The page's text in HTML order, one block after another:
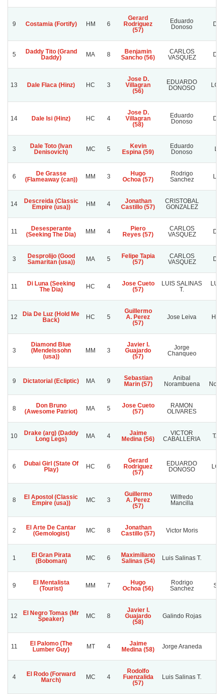
9 Costamia (Fortify) HM 6
Gerard
Rodriguez
(57)
Eduardo
Donoso
5
Daddy Tito (Grand
Daddy)
MA 8
Benjamin
Sancho (56)
CARLOS
VASQUEZ
13 Dale Flaca (Hinz) HC 3
Jose D.
Villagran
(56)
EDUARDO
DONOSO
14 Dale Isi (Hinz) HC 4
Jose D.
Villagran
(58)
Eduardo
Donoso
3
Dale Toto (Ivan
Denisovich)
MC 5
Kevin
Espina (59)
Eduardo
Donoso
6
De Grasse
(Flameaway (can))
MM 3
Hugo
Ochoa (57)
Rodrigo
Sanchez
14
Descreida (Classic
Empire (usa))
HM 4
Jonathan
Castillo (57)
CRISTOBAL
GONZALEZ
11
Desesperante
(Seeking The Dia)
MM 4
Piero
Reyes (57)
CARLOS
VASQUEZ
3
Desprolijo (Good
Samaritan (usa))
MA 5
Felipe Tapia
(57)
CARLOS
VASQUEZ
11
Di Luna (Seeking
The Dia)
HC 4
Jose Cueto
(57)
LUIS SALINAS
T.
12
Dia De Luz (Hold Me
Back)
HC 5
Guillermo
A. Perez
(57)
Jose Leiva
3
Diamond Blue
(Mendelssohn
(usa))
MM 3
Javier I.
Guajardo
(57)
Jorge
Chanqueo
9 Dictatorial (Ecliptic) MA 9
Sebastian
Marin (57)
Anibal
Norambuena
8
Don Bruno
(Awesome Patriot)
MA 5
Jose Cueto
(57)
RAMON
OLIVARES
10
Drake (arg) (Daddy
Long Legs)
MA 4
Jaime
Medina (56)
VICTOR
CABALLERIA
6
Dubai Girl (State Of
Play)
HC 6
Gerard
Rodriguez
(57)
EDUARDO
DONOSO
8
El Apostol (Classic
Empire (usa))
MC 3
Guillermo
A. Perez
(57)
Wilfredo
Mancilla
2
El Arte De Cantar
(Gemologist)
MC 8
Jonathan
Castillo (57)
Victor Moris
1
El Gran Pirata
(Boboman)
MC 6
Maximiliano
Salinas (54)
Luis Salinas T.
9
El Mentalista
(Tourist)
MM 7
Hugo
Ochoa (56)
Rodrigo
Sanchez
12
El Negro Tomas (Mr
Speaker)
MC 8
Javier I.
Guajardo
(58)
Galindo Rojas
11
El Palomo (The
Lumber Guy)
MT 4
Jaime
Medina (58)
Jorge Araneda
4
El Rodo (Forward
March)
MC 4
Rodolfo
Fuenzalida
(57)
Luis Salinas T.